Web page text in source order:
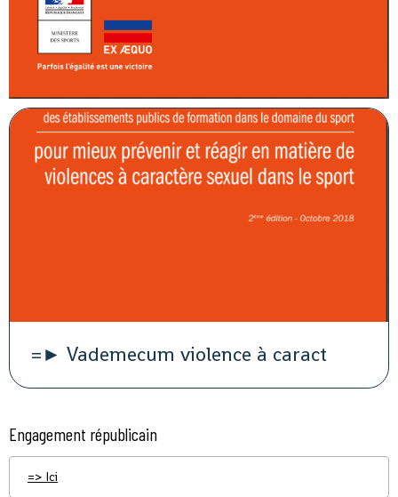
=► Vademecum violence à caract
Engagement républicain
=> Ici